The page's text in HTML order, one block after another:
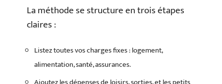
La méthode se structure en trois étapes
claires :
Listez toutes vos charges fixes : logement,
alimentation, santé, assurances.